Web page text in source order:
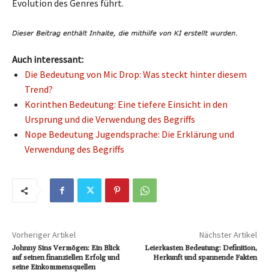
Evolution des Genres führt.
Auch interessant:
Die Bedeutung von Mic Drop: Was steckt hinter diesem
Trend?
Korinthen Bedeutung: Eine tiefere Einsicht in den
Ursprung und die Verwendung des Begriffs
Nope Bedeutung Jugendsprache: Die Erklärung und
Verwendung des Begriffs
Vorheriger Artikel
Johnny Sins Vermögen: Ein Blick
auf seinen finanziellen Erfolg und
seine Einkommensquellen
Nächster Artikel
Leierkasten Bedeutung: Definition,
Herkunft und spannende Fakten